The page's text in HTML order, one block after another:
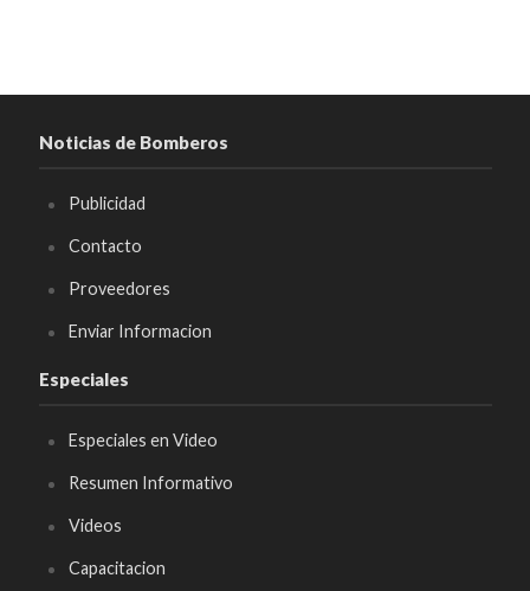
Noticias de Bomberos
Publicidad
Contacto
Proveedores
Enviar Informacion
Especiales
Especiales en Video
Resumen Informativo
Videos
Capacitacion